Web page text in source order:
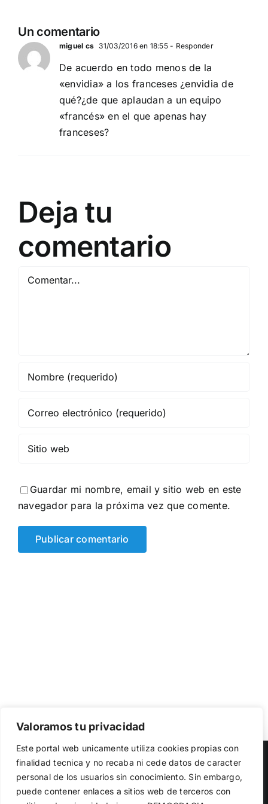
Valoramos tu privacidad
Este portal web unicamente utiliza cookies propias con
finalidad tecnica y no recaba ni cede datos de caracter
personal de los usuarios sin conocimiento. Sin embargo,
puede contener enlaces a sitios web de terceros con
Un comentario
miguel cs 31/03/2016 en 18:55- Responder
De acuerdo en todo menos de la
«envidia» a los franceses ¿envidia de
qué?¿de que aplaudan a un equipo
«francés» en el que apenas hay
franceses?
Deja tu
comentario
Guardar mi nombre, email y sitio web en este
navegador para la próxima vez que comente.
Copyright 2023 | Democracia Nacional | All Rights Reserved
Facebook
TwitterInstagram
el funcionamiento de la web, medir su uso y mejorar
nuestros servicios. Puede aceptar todas las cookies,
rechazar las no necesarias o configurar sus preferencias.
Política de cookies